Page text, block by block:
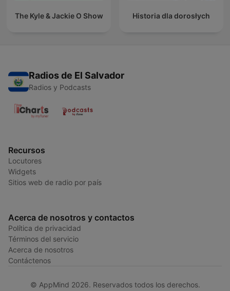
The Kyle & Jackie O Show Historia dla dorosłych
Radios de El Salvador
Radios y Podcasts
Recursos
Locutores
Widgets
Sitios web de radio por país
Acerca de nosotros y contactos
Política de privacidad
Términos del servicio
Acerca de nosotros
Contáctenos
© AppMind 2026. Reservados todos los derechos.